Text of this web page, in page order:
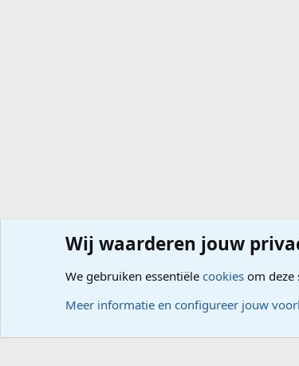
Forums Computerproblemen Office
Wij waarderen jouw
We gebruiken essentiële cookies om deze
Meer informatie en configureer jouw